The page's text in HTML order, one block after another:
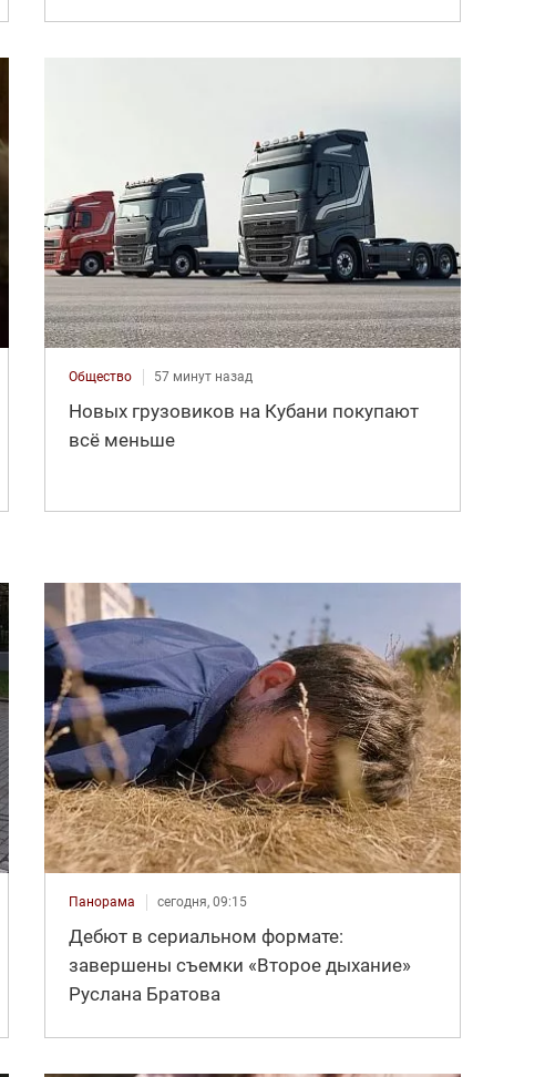
Общество 57 минут назад
Новых грузовиков на Кубани покупают
всё меньше
Панорама сегодня, 09:15
Дебют в сериальном формате:
завершены съемки «Второе дыхание»
Руслана Братова